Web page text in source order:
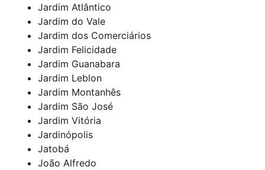
Jardim Atlântico
Jardim do Vale
Jardim dos Comerciários
Jardim Felicidade
Jardim Guanabara
Jardim Leblon
Jardim Montanhês
Jardim São José
Jardim Vitória
Jardinópolis
Jatobá
João Alfredo